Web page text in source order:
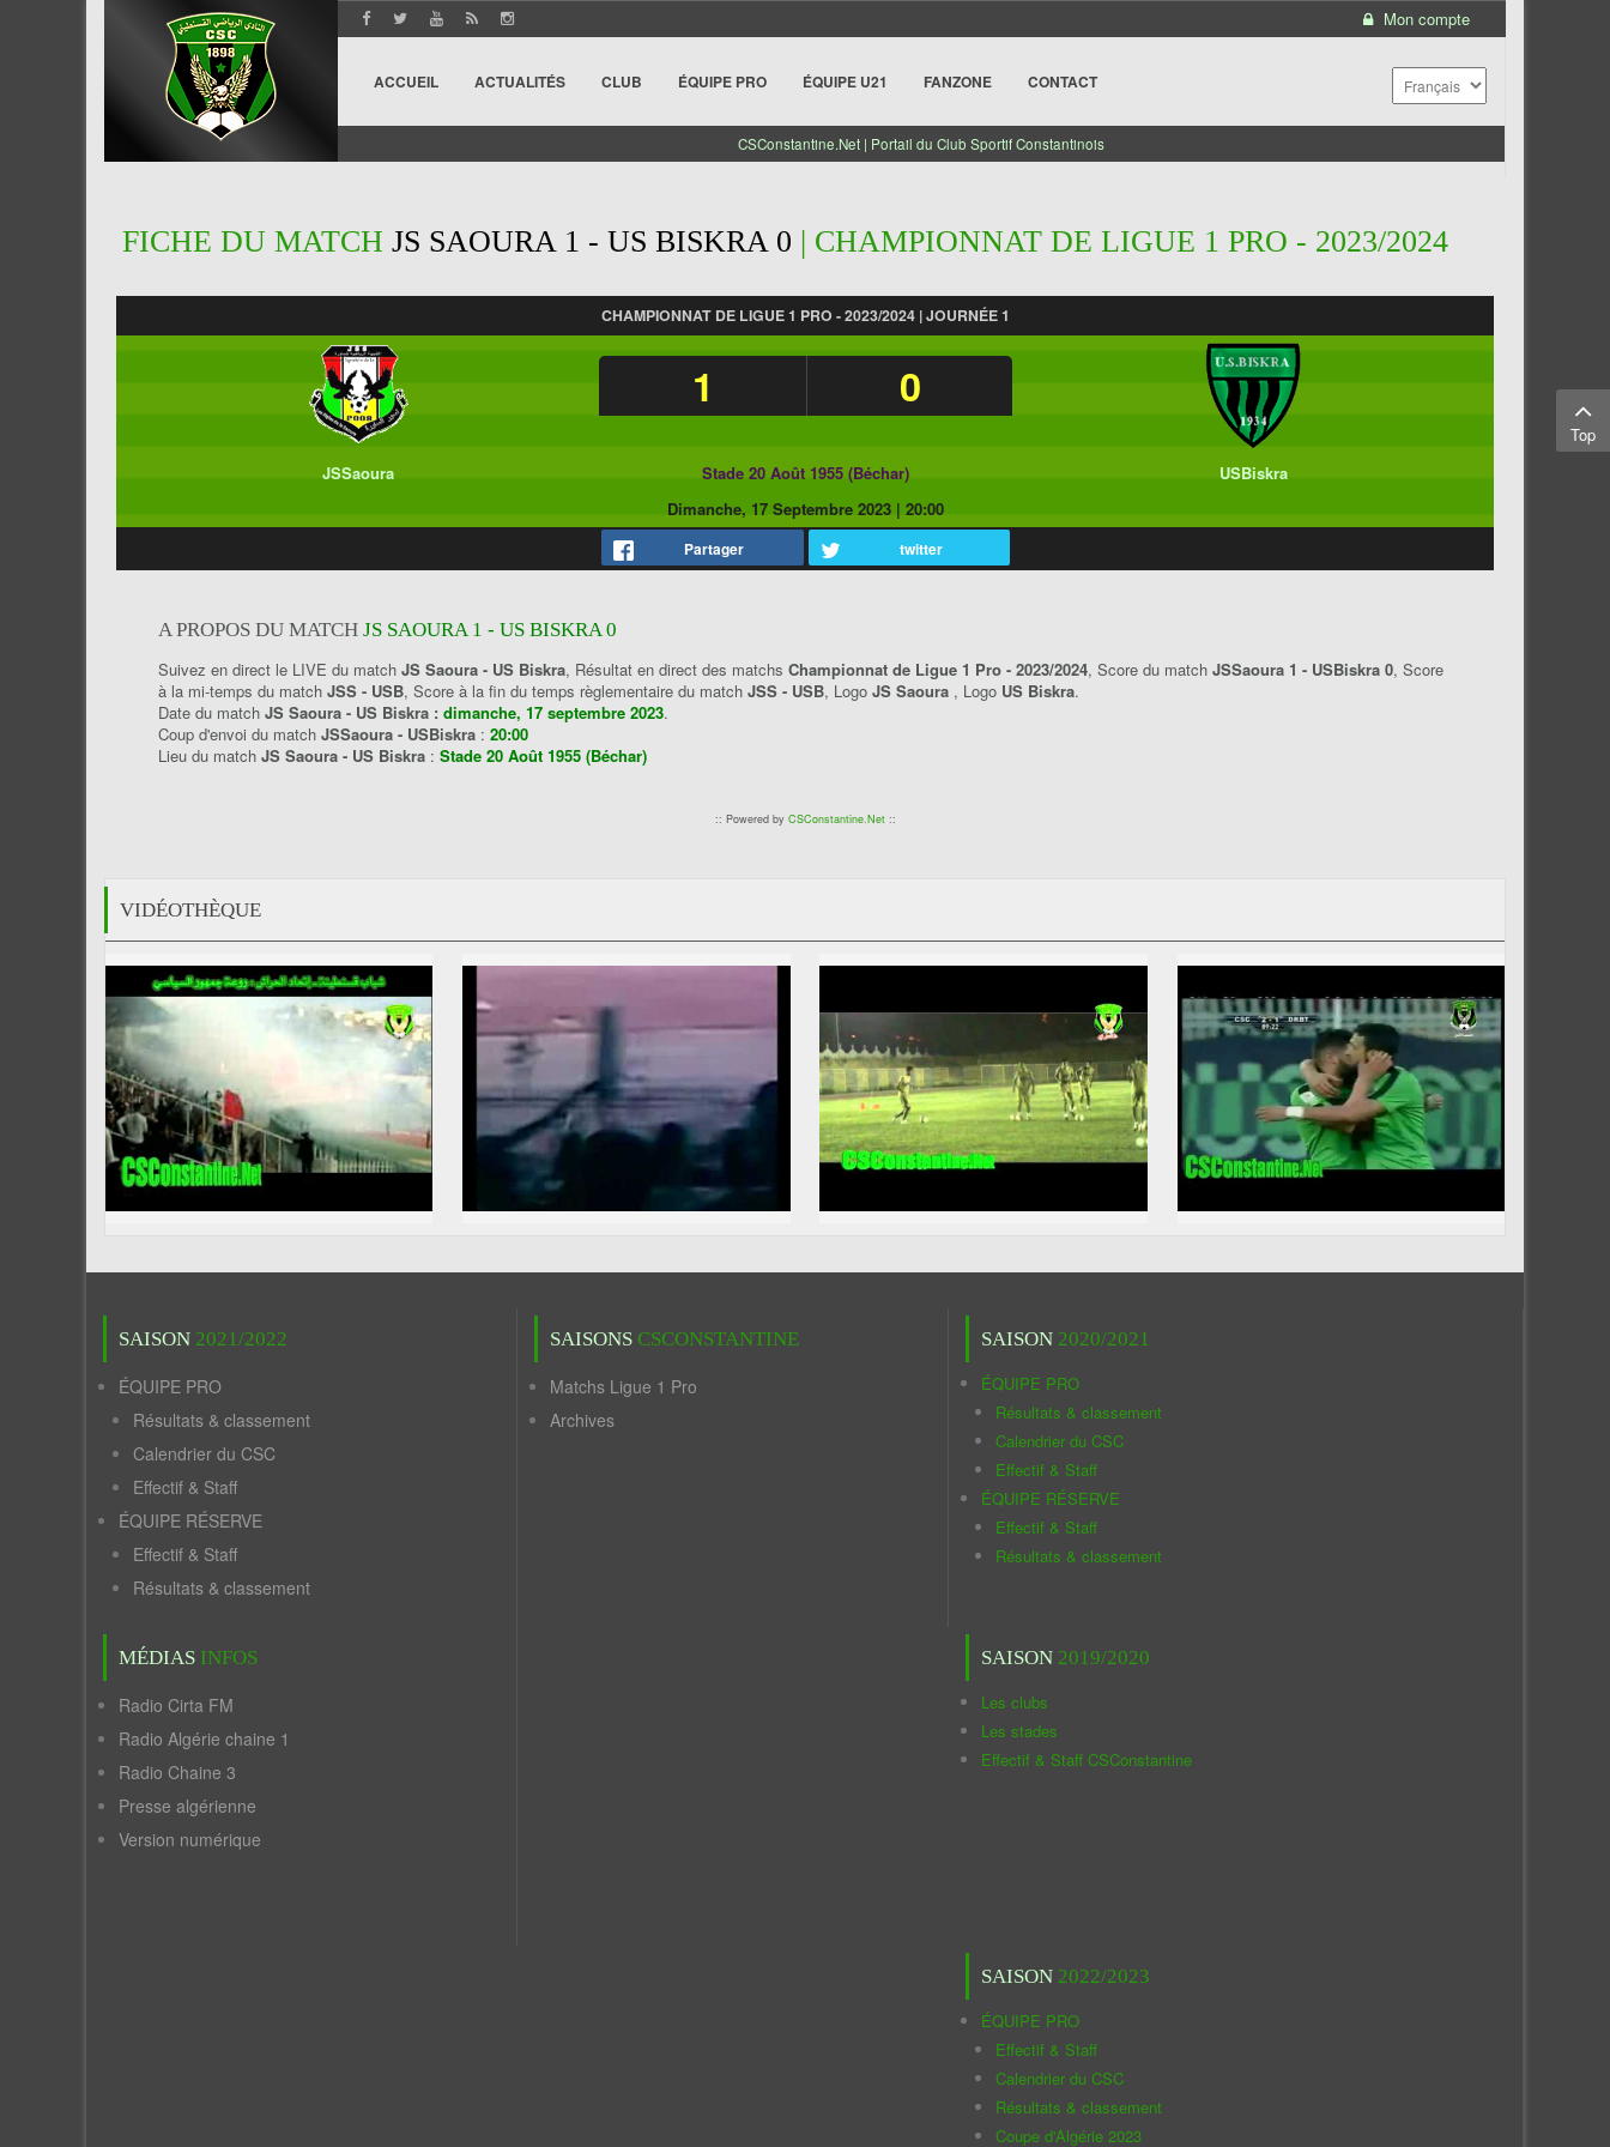
Mon compte
ACCUEIL ACTUALITÉS CLUB ÉQUIPE PRO ÉQUIPE U21 FANZONE CONTACT
CSConstantine.Net | Portail du Club Sportif Constantinois
FICHE DU MATCH JS SAOURA 1 - US BISKRA 0 | CHAMPIONNAT DE LIGUE 1 PRO - 2023/2024
CHAMPIONNAT DE LIGUE 1 PRO - 2023/2024 | JOURNÉE 1
1 0
JSSaoura Stade 20 Août 1955 (Béchar)
USBiskra
Dimanche, 17 Septembre 2023| 20:00
Partager twitter
A PROPOS DU MATCH JS SAOURA 1 - US BISKRA 0
Suivez en direct le LIVE du match JS Saoura - US Biskra, Résultat en direct des matchs Championnat de Ligue 1 Pro - 2023/2024, Score du match JSSaoura 1 - USBiskra 0, Score
à la mi-temps du match JSS - USB, Score à la fin du temps règlementaire du match JSS - USB, Logo JS Saoura , Logo US Biskra.
Date du match JS Saoura - US Biskra : dimanche, 17 septembre 2023.
Coup d'envoi du match JSSaoura - USBiskra : 20:00
Lieu du match JS Saoura - US Biskra : Stade 20 Août 1955 (Béchar)
:: Powered by CSConstantine.Net::
VIDÉOTHÈQUE
SAISON 2021/2022
ÉQUIPE PRO
Résultats & classement
Calendrier du CSC
Effectif & Staff
ÉQUIPE RÉSERVE
Effectif & Staff
Résultats & classement
MÉDIAS INFOS
Radio Cirta FM
Radio Algérie chaine 1
Radio Chaine 3
Presse algérienne
Version numérique
SAISONS CSCONSTANTINE
Matchs Ligue 1 Pro
Archives
SAISON 2020/2021
ÉQUIPE PRO
Résultats & classement
Calendrier du CSC
Effectif & Staff
ÉQUIPE RÉSERVE
Effectif & Staff
Résultats & classement
SAISON 2019/2020
Les clubs
Les stades
Effectif & Staff CSConstantine
SAISON 2022/2023
ÉQUIPE PRO
Effectif & Staff
Calendrier du CSC
Résultats & classement
Coupe d'Algérie 2023
Top